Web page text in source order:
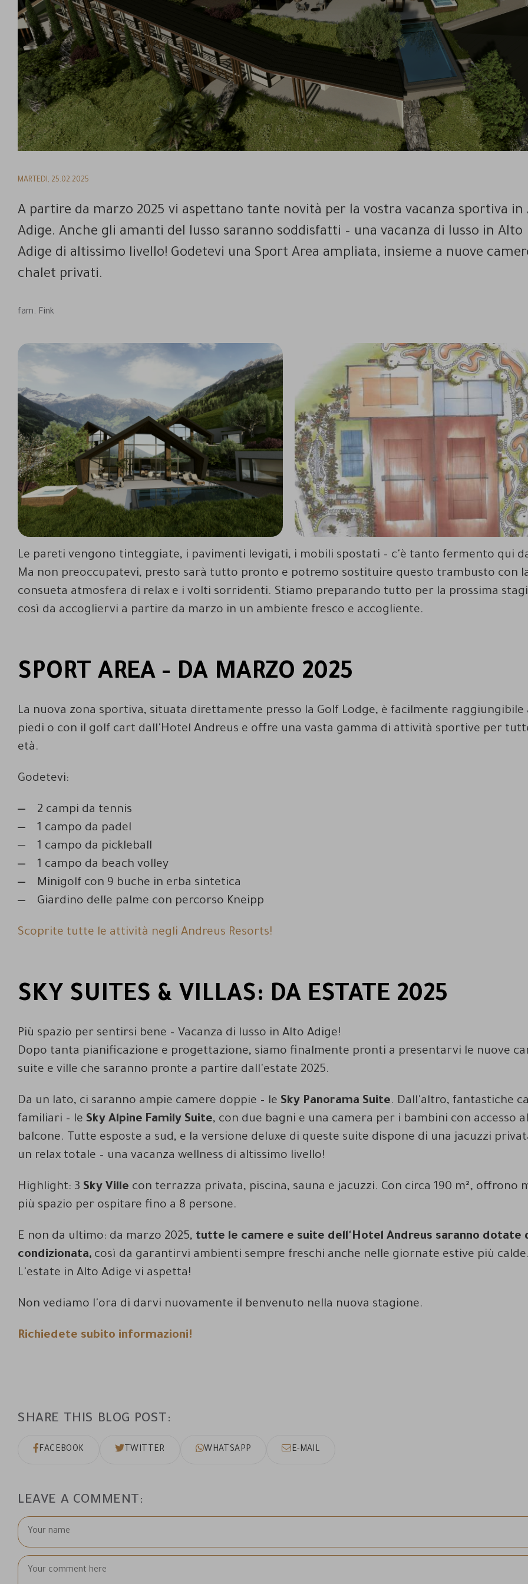
MARTEDI, 25.02.2025
A partire da marzo 2025 vi aspettano tante novità per la vostra vacanza sportiva in
Adige. Anche gli amanti del lusso saranno soddisfatti – una vacanza di lusso in Alto
Adige di altissimo livello! Godetevi una Sport Area ampliata, insieme a nuove
chalet privati.
fam. Fink
Le pareti vengono tinteggiate, i pavimenti levigati, i mobili spostati – c'è tanto fermento qui
Ma non preoccupatevi, presto sarà tutto pronto e potremo sostituire questo trambusto con
consueta atmosfera di relax e i volti sorridenti. Stiamo preparando tutto per la prossima
così da accogliervi a partire da marzo in un ambiente fresco e accogliente.
SPORT AREA - DA MARZO 2025
La nuova zona sportiva, situata direttamente presso la Golf Lodge, è facilmente raggiungibile
piedi o con il golf cart dall'Hotel Andreus e offre una vasta gamma di attività sportive per
età.
Godetevi:
2 campi da tennis
1 campo da padel
1 campo da pickleball
1 campo da beach volley
Minigolf con 9 buche in erba sintetica
Giardino delle palme con percorso Kneipp
Scoprite tutte le attività negli Andreus Resorts!
SKY SUITES & VILLAS: DA ESTATE 2025
Più spazio per sentirsi bene – Vacanza di lusso in Alto Adige!
Dopo tanta pianificazione e progettazione, siamo finalmente pronti a presentarvi le nuove
suite e ville che saranno pronte a partire dall'estate 2025.
Da un lato, ci saranno ampie camere doppie – le Sky Panorama Suite. Dall'altro, fantastiche
familiari – le Sky Alpine Family Suite, con due bagni e una camera per i bambini con accesso al
balcone. Tutte esposte a sud, e la versione deluxe di queste suite dispone di una jacuzzi
un relax totale – una vacanza wellness di altissimo livello!
Highlight: 3 Sky Ville con terrazza privata, piscina, sauna e jacuzzi. Con circa 190 m², offrono
più spazio per ospitare fino a 8 persone.
E non da ultimo: da marzo 2025, tutte le camere e suite dell'Hotel Andreus saranno dotate
condizionata, così da garantirvi ambienti sempre freschi anche nelle giornate estive più calde.
L'estate in Alto Adige vi aspetta!
Non vediamo l'ora di darvi nuovamente il benvenuto nella nuova stagione.
Richiedete subito informazioni!
SHARE THIS BLOG POST
FACEBOOK TWITTER WHATSAPP E-MAIL
LEAVE A COMMENT